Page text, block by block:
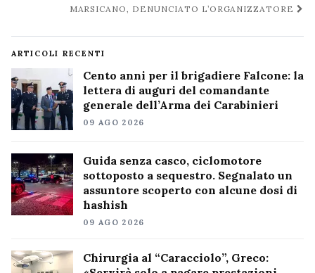
MARSICANO, DENUNCIATO L’ORGANIZZATORE
ARTICOLI RECENTI
Cento anni per il brigadiere Falcone: la
lettera di auguri del comandante
generale dell’Arma dei Carabinieri
09 AGO 2026
Guida senza casco, ciclomotore
sottoposto a sequestro. Segnalato un
assuntore scoperto con alcune dosi di
hashish
09 AGO 2026
Chirurgia al “Caracciolo”, Greco: